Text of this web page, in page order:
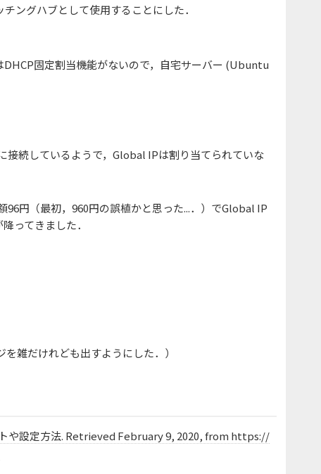
ングハブとして使用することにした．
固定割当機能がないので，自宅サーバー (Ubuntu
接続しているようで，Global IPは割り当てられていな
96円（最初，960円の誤植かと思った...．）でGlobal IP
ってきました．
雑だけれども出すようにした．）
や設定方法. Retrieved February 9, 2020, from https://